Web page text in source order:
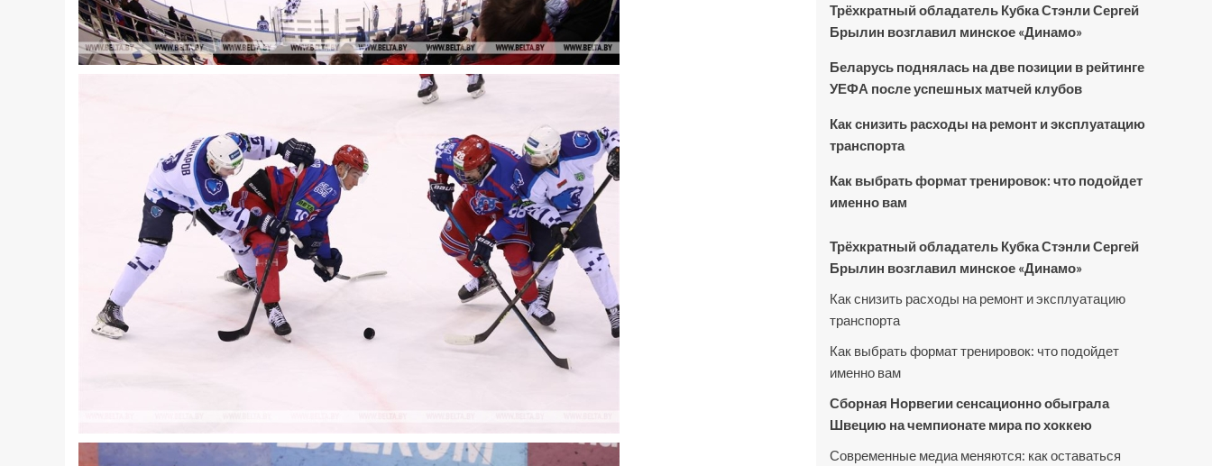
Трёхкратный обладатель Кубка Стэнли Сергей
Брылин возглавил минское «Динамо»
Беларусь поднялась на две позиции в рейтинге
УЕФА после успешных матчей клубов
Как снизить расходы на ремонт и эксплуатацию
транспорта
Как выбрать формат тренировок: что подойдет
именно вам
Трёхкратный обладатель Кубка Стэнли Сергей
Брылин возглавил минское «Динамо»
Как снизить расходы на ремонт и эксплуатацию
транспорта
Как выбрать формат тренировок: что подойдет
именно вам
Сборная Норвегии сенсационно обыграла
Швецию на чемпионате мира по хоккею
Современные медиа меняются: как оставаться